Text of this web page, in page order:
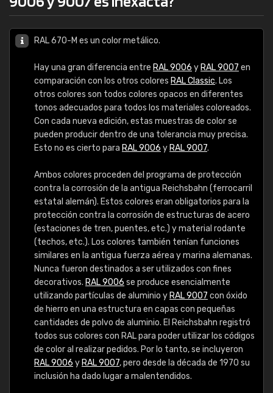
RAL 670-M es un color metálico.
Hay una gran diferencia entre RAL 9006 y RAL 9007 en
comparación con los otros colores RAL Classic. Los
otros colores son todos colores opacos en diferentes
tonos adecuados para todos los materiales coloreados.
Con cada nueva edición, estas muestras de color se
pueden producir dentro de una tolerancia muy precisa.
Esto no es cierto para RAL 9006 y RAL 9007.
Ambos colores proceden del programa de protección
contra la corrosión de la antigua Reichsbahn (ferrocarril
estatal alemán). Estos colores eran obligatorios para la
protección contra la corrosión de estructuras de acero
(estaciones de tren, puentes, etc.) y material rodante
(techos, etc.). Los colores también tenían funciones
similares en la antigua fuerza aérea y marina alemanas.
Nunca fueron destinados a ser utilizados con fines
decorativos. RAL 9006 se produce esencialmente
utilizando partículas de aluminio y RAL 9007 con óxido
de hierro en una estructura en capas con pequeñas
cantidades de polvo de aluminio. El Reichsbahn registró
todos sus colores con RAL para poder utilizar los códigos
de color al realizar pedidos. Por lo tanto, se incluyeron
RAL 9006 y RAL 9007, pero desde la década de 1970 su
inclusión ha dado lugar a malentendidos.